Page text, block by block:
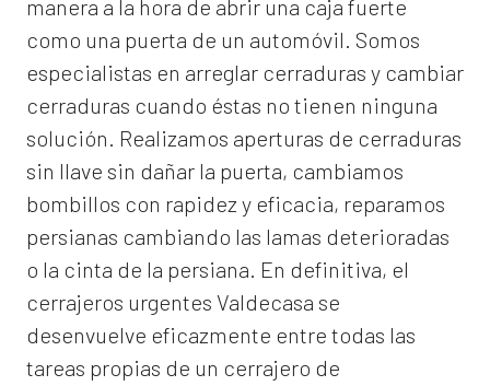
manera a la hora de abrir una caja fuerte
como una puerta de un automóvil. Somos
especialistas en arreglar cerraduras y cambiar
cerraduras cuando éstas no tienen ninguna
solución. Realizamos aperturas de cerraduras
sin llave sin dañar la puerta, cambiamos
bombillos con rapidez y eficacia, reparamos
persianas cambiando las lamas deterioradas
o la cinta de la persiana. En definitiva, el
cerrajeros urgentes Valdecasa se
desenvuelve eficazmente entre todas las
tareas propias de un cerrajero de